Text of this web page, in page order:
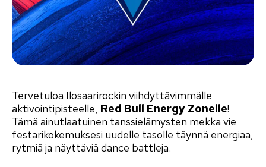
Tervetuloa Ilosaarirockin viihdyttävimmälle
aktivointipisteelle, Red Bull Energy Zonelle!
Tämä ainutlaatuinen tanssielämysten mekka vie
festarikokemuksesi uudelle tasolle täynnä energiaa,
rytmiä ja näyttäviä dance battleja.